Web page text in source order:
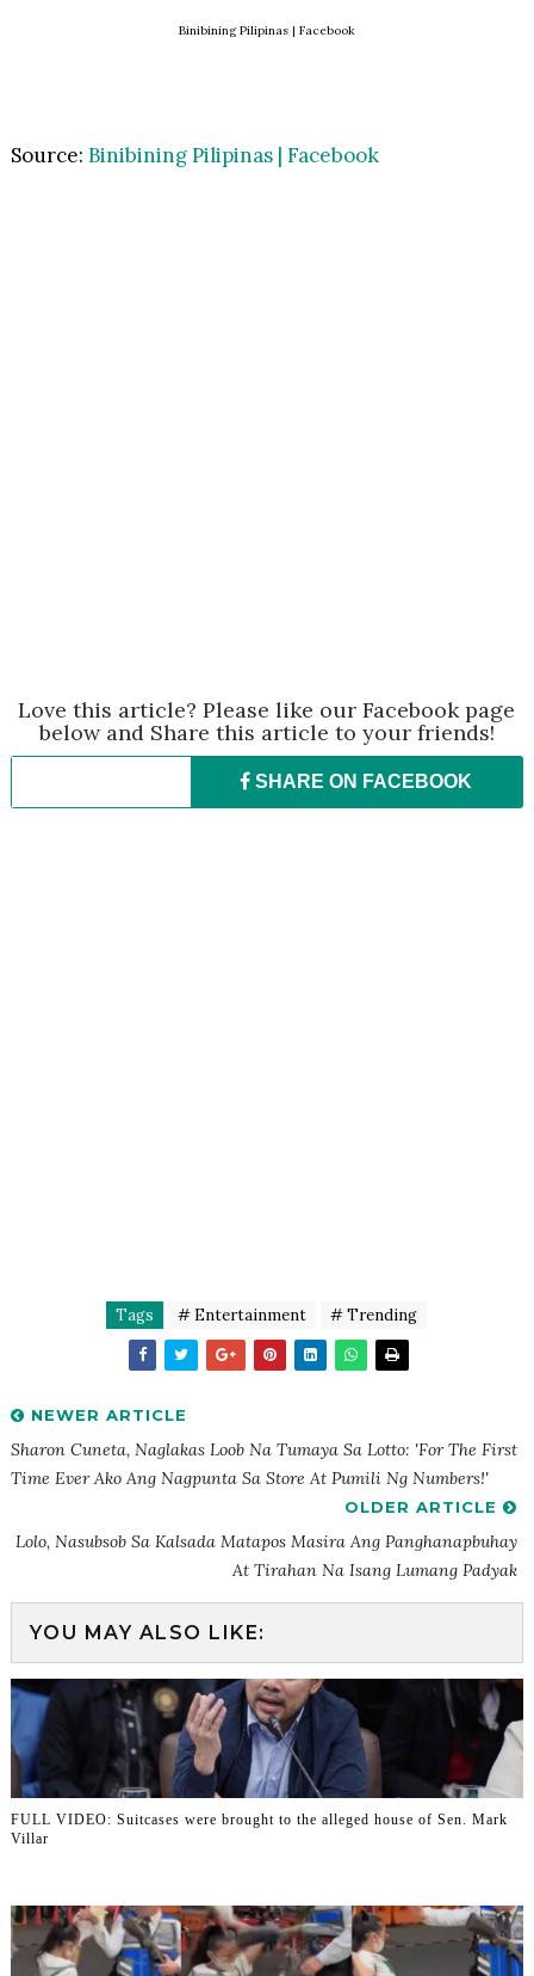
Binibining Pilipinas | Facebook
Source: Binibining Pilipinas | Facebook
Love this article? Please like our Facebook page
below and Share this article to your friends!
SHARE ON FACEBOOK
Tags # Entertainment # Trending
NEWER ARTICLE
Sharon Cuneta, Naglakas Loob Na Tumaya Sa Lotto: 'for The First
Time Ever Ako Ang Nagpunta Sa Store At Pumili Ng Numbers!'
OLDER ARTICLE
Lolo, Nasubsob Sa Kalsada Matapos Masira Ang Panghanapbuhay
At Tirahan Na Isang Lumang Padyak
YOU MAY ALSO LIKE:
FULL VIDEO: Suitcases were brought to the alleged house of Sen. Mark
Villar